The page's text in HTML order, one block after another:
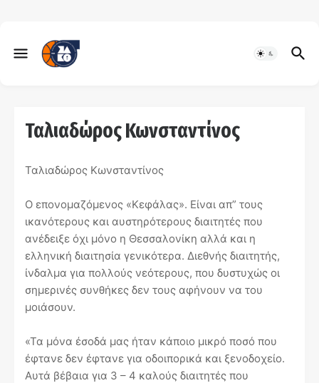
Ταλιαδώρος Κωνσταντίνος
Ταλιαδώρος Κωνσταντίνος
Ο επονομαζόμενος «Κεφάλας». Είναι απ” τους
ικανότερους και αυστηρότερους διαιτητές που
ανέδειξε όχι μόνο η Θεσσαλονίκη αλλά και η
ελληνική διαιτησία γενικότερα. Διεθνής διαιτητής,
ίνδαλμα για πολλούς νεότερους, που δυστυχώς οι
σημερινές συνθήκες δεν τους αφήνουν να του
μοιάσουν.
«Τα μόνα έσοδά μας ήταν κάποιο μικρό ποσό που
έφτανε δεν έφτανε για οδοιπορικά και ξενοδοχείο.
Αυτά βέβαια για 3 – 4 καλούς διαιτητές που